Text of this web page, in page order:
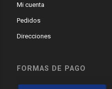
Mi cuenta
Pedidos
Direcciones
FORMAS DE PAGO